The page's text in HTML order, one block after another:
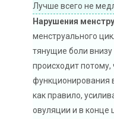
Лучше всего не
Нарушения
менструального
тянущие боли
происходит
функционирования
как правило,
овуляции и в конце